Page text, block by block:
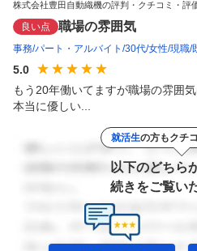
株式会社豊田自動織機の評判・クチコミ・評
良い点 職場の雰囲気
事務 パート・アルバイト 30代 女性 現職
5.0
もう20年働いてますが職場の雰囲
本当に優しい...
就活生の方もクチ
以下のどちら
続きをご覧い